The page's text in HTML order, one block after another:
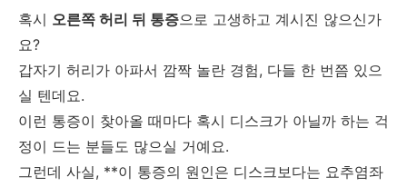
혹시 오른쪽 허리 뒤 통증으로 고생하고 계시진 않으신가
요?
갑자기 허리가 아파서 깜짝 놀란 경험, 다들 한 번쯤 있으
실 텐데요.
이런 통증이 찾아올 때마다 혹시 디스크가 아닐까 하는 걱
정이 드는 분들도 많으실 거예요.
그런데 사실, **이 통증의 원인은 디스크보다는 요추염좌